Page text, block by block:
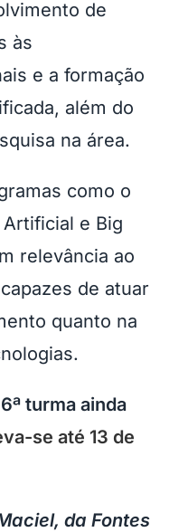
de
às
e a formação
além do
na área.
como o
e Big
relevância ao
de atuar
quanto na
turma ainda
se até 13 de
da Fontes